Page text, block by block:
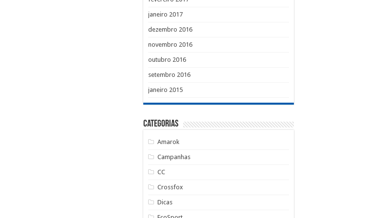
janeiro 2017
dezembro 2016
novembro 2016
outubro 2016
setembro 2016
janeiro 2015
Categorias
Amarok
Campanhas
CC
Crossfox
Dicas